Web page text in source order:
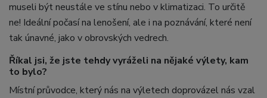
museli být neustále ve stínu nebo v klimatizaci. To určitě
ne! Ideální počasí na lenošení, ale i na poznávání, které není
tak únavné, jako v obrovských vedrech.
Říkal jsi, že jste tehdy vyráželi na nějaké výlety, kam
to bylo?
Místní průvodce, který nás na výletech doprovázel nás vzal